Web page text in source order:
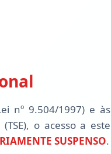
nº 9.504/1997) e às
o acesso a este
SUSPENSO.